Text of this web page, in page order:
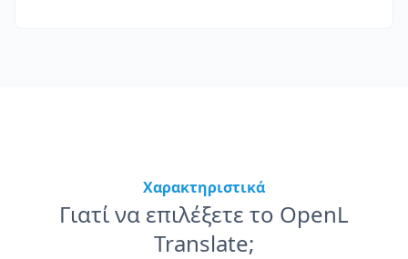
Χαρακτηριστικά
Γιατί να επιλέξετε το OpenL
Translate;